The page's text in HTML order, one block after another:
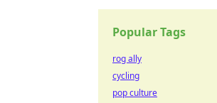
Popular Tags
rog ally
cycling
pop culture